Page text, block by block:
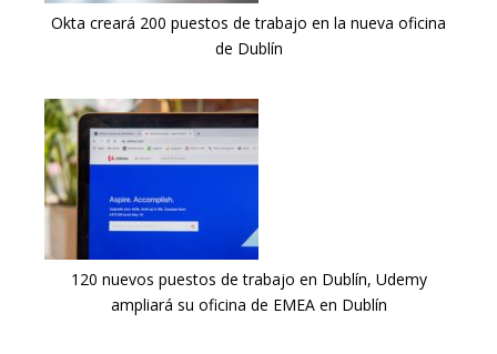
Okta creará 200 puestos de trabajo en la nueva oficina
de Dublín
120 nuevos puestos de trabajo en Dublín, Udemy
ampliará su oficina de EMEA en Dublín